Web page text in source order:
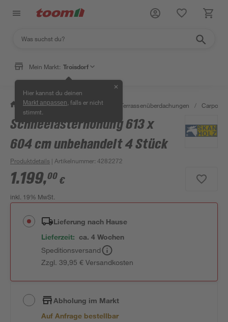
Mein Markt: Troisdorf
Hier kannst du deinen
Markt anpassen , falls er nicht
stimmt.
✕
/ Garten & Freizeit / Carports & Terrassenüberdachungen / Carports
Schneelasterhöhung 613 x
604 cm unbehandelt 4 Stück
Produktdetails | Artikelnummer:4282272
1.199,00 €
inkl. 19% MwSt.
Lieferung nach Hause
Lieferzeit: ca. 4 Wochen
Speditionsversand
Zzgl. 39,95 € Versandkosten
Abholung im Markt
Auf Anfrage bestellbar